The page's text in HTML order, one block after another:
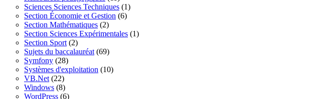
Sciences Sciences Techniques (1)
Section Économie et Gestion (6)
Section Mathématiques (2)
Section Sciences Expérimentales (1)
Section Sport (2)
Sujets du baccalauréat (69)
Symfony (28)
Systèmes d'exploitation (10)
VB.Net (22)
Windows (8)
WordPress (6)